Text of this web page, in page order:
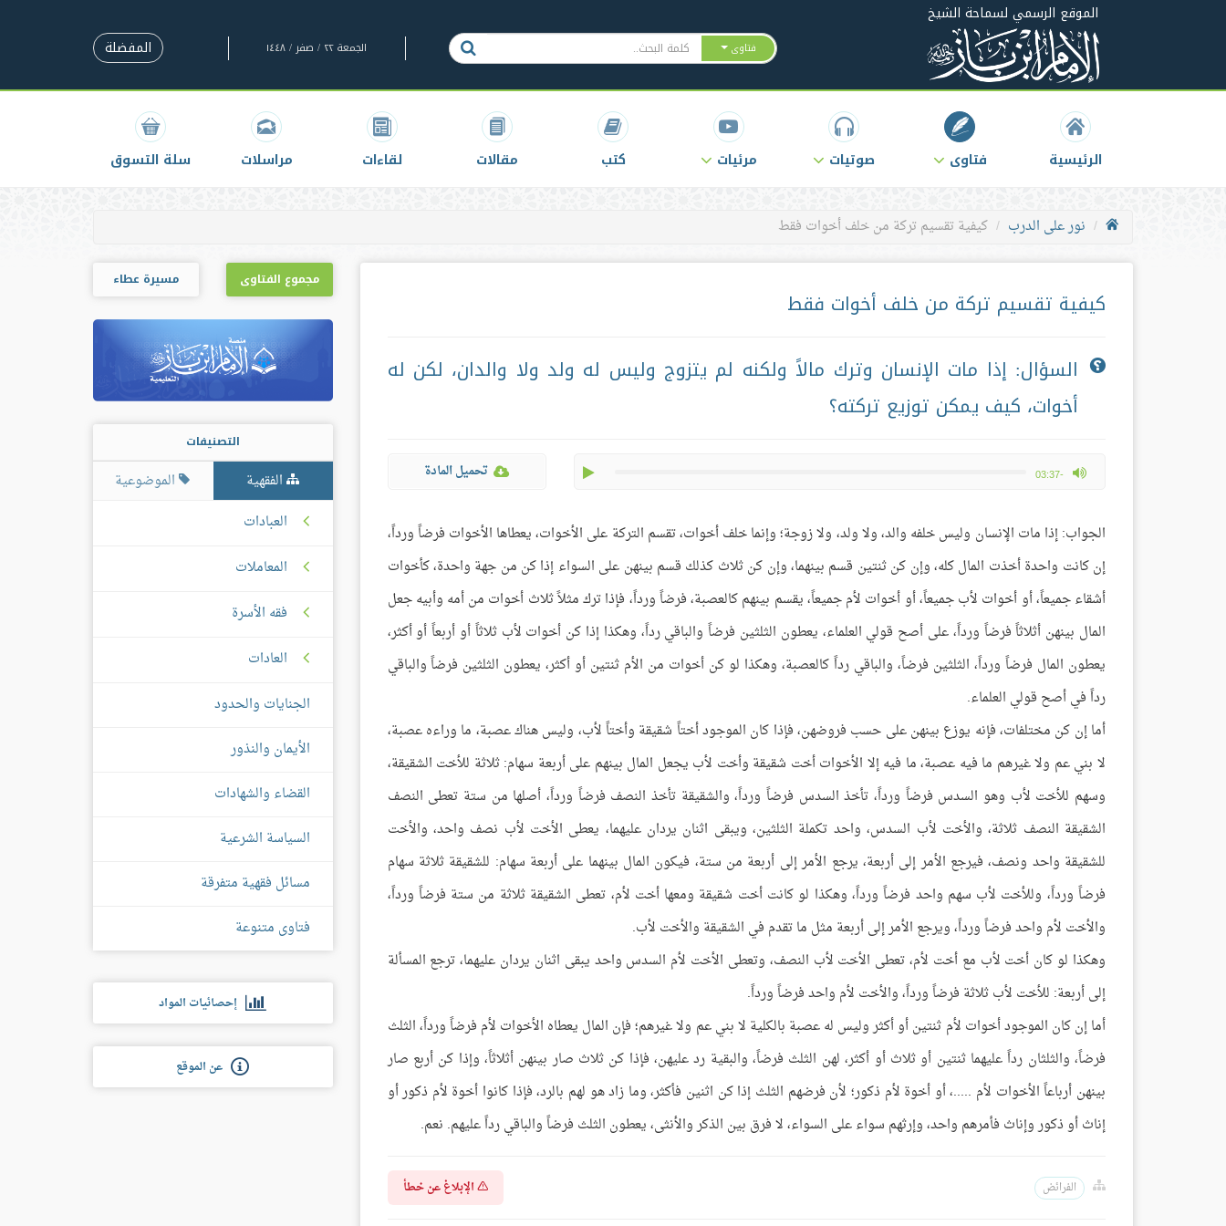
الموقع الرسمي لسماحة الشيخ
فتاوى الجمعة ٢٢ / صفر / ١٤٤٨ المفضلة
الرئيسية فتاوى صوتيات مرئيات كتب مقالات لقاءات مراسلات سلة التسوق
نور على الدرب كيفية تقسيم تركة من خلف أخوات فقط
كيفية تقسيم تركة من خلف أخوات فقط
السؤال: إذا مات الإنسان وترك مالاً ولكنه لم يتزوج وليس له ولد ولا والدان، لكن له
أخوات، كيف يمكن توزيع تركته؟
-03:37
max volume تحميل المادة
الجواب: إذا مات الإنسان وليس خلفه والد، ولا ولد، ولا زوجة؛ وإنما خلف أخوات، تقسم التركة على الأخوات، يعطاها الأخوات فرضاً ورداً،
إن كانت واحدة أخذت المال كله، وإن كن ثنتين قسم بينهما، وإن كن ثلاث كذلك قسم بينهن على السواء إذا كن من جهة واحدة، كأخوات
أشقاء جميعاً، أو أخوات لأب جميعاً، أو أخوات لأم جميعاً، يقسم بينهم كالعصبة، فرضاً ورداً، فإذا ترك مثلاً ثلاث أخوات من أمه وأبيه جعل
المال بينهن أثلاثاً فرضاً ورداً، على أصح قولي العلماء، يعطون الثلثين فرضاً والباقي رداً، وهكذا إذا كن أخوات لأب ثلاثاً أو أربعاً أو أكثر،
يعطون المال فرضاً ورداً، الثلثين فرضاً، والباقي رداً كالعصبة، وهكذا لو كن أخوات من الأم ثنتين أو أكثر، يعطون الثلثين فرضاً والباقي
رداً في أصح قولي العلماء.
أما إن كن مختلفات، فإنه يوزع بينهن على حسب فروضهن، فإذا كان الموجود أختاً شقيقة وأختاً لأب، وليس هناك عصبة، ما وراءه عصبة،
لا بني عم ولا غيرهم ما فيه عصبة، ما فيه إلا الأخوات أخت شقيقة وأخت لأب يجعل المال بينهم على أربعة سهام: ثلاثة للأخت الشقيقة،
وسهم للأخت لأب وهو السدس فرضاً ورداً، تأخذ السدس فرضاً ورداً، والشقيقة تأخذ النصف فرضاً ورداً، أصلها من ستة تعطى النصف
الشقيقة النصف ثلاثة، والأخت لأب السدس، واحد تكملة الثلثين، ويبقى اثنان يردان عليهما، يعطى الأخت لأب نصف واحد، والأخت
للشقيقة واحد ونصف، فيرجع الأمر إلى أربعة، يرجع الأمر إلى أربعة من ستة، فيكون المال بينهما على أربعة سهام: للشقيقة ثلاثة سهام
فرضاً ورداً، وللأخت لأب سهم واحد فرضاً ورداً، وهكذا لو كانت أخت شقيقة ومعها أخت لأم، تعطى الشقيقة ثلاثة من ستة فرضاً ورداً،
والأخت لأم واحد فرضاً ورداً، ويرجع الأمر إلى أربعة مثل ما تقدم في الشقيقة والأخت لأب.
وهكذا لو كان أخت لأب مع أخت لأم، تعطى الأخت لأب النصف، وتعطى الأخت لأم السدس واحد يبقى اثنان يردان عليهما، ترجع المسألة
إلى أربعة: للأخت لأب ثلاثة فرضاً ورداً، والأخت لأم واحد فرضاً ورداً.
أما إن كان الموجود أخوات لأم ثنتين أو أكثر وليس له عصبة بالكلية لا بني عم ولا غيرهم؛ فإن المال يعطاه الأخوات لأم فرضاً ورداً، الثلث
فرضاً، والثلثان رداً عليهما ثنتين أو ثلاث أو أكثر، لهن الثلث فرضاً، والبقية رد عليهن، فإذا كن ثلاث صار بينهن أثلاثاً، وإذا كن أربع صار
بينهن أرباعاً الأخوات لأم .....، أو أخوة لأم ذكور؛ لأن فرضهم الثلث إذا كن اثنين فأكثر، وما زاد هو لهم بالرد، فإذا كانوا أخوة لأم ذكور أو
إناث أو ذكور وإناث فأمرهم واحد، وإرثهم سواء على السواء، لا فرق بين الذكر والأنثى، يعطون الثلث فرضاً والباقي رداً عليهم. نعم.
الفرائض الإبلاغ عن خطأ
مجموع الفتاوى مسيرة عطاء
التصنيفات
الفقهية
الموضوعية
العبادات
المعاملات
فقه الأسرة
العادات
الجنايات والحدود
الأيمان والنذور
القضاء والشهادات
السياسة الشرعية
مسائل فقهية متفرقة
فتاوى متنوعة
إحصائيات المواد
عن الموقع